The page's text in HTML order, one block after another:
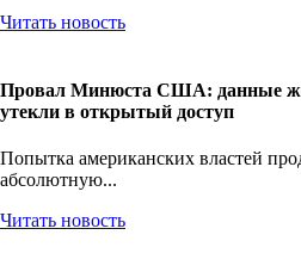
Читать новость
Провал Минюста США: данные
утекли в открытый доступ
Попытка американских властей
абсолютную...
Читать новость